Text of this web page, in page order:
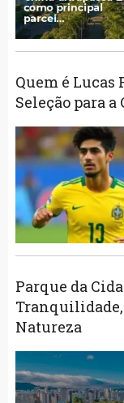
Quem é Lucas
Seleção para a
Parque da
Tranquilidade,
Natureza